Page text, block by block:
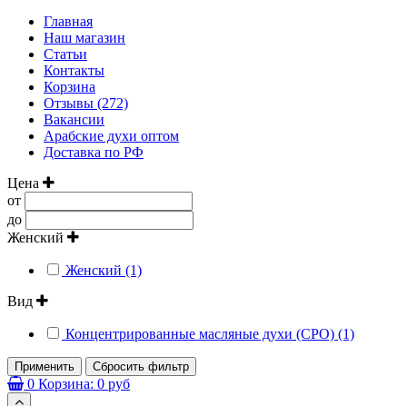
Главная
Наш магазин
Статьи
Контакты
Корзина
Отзывы (272)
Вакансии
Арабские духи оптом
Доставка по РФ
Цена
от
до
Женский
Женский (1)
Вид
Концентрированные масляные духи (CPO) (1)
Применить Сбросить фильтр
0 Корзина: 0 руб